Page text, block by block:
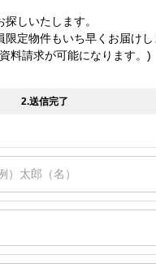
しいたします。
定物件もいち早くお届けし
料請求が可能になります。)
2.送信完了